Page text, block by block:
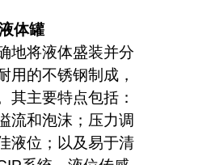
体罐
地将液体盛装并分
用的不锈钢制成，
其主要特点包括：
流和泡沫；压力调
液位；以及易于清